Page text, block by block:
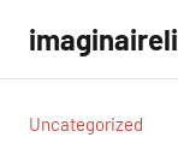
contenu
Uncategorized